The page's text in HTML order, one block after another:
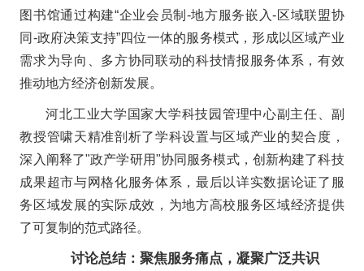
图书馆通过构建“企业会员制-地方服务嵌入-区域联盟协
同-政府决策支持”四位一体的服务模式，形成以区域产业
需求为导向、多方协同联动的科技情报服务体系，有效
推动地方经济创新发展。
河北工业大学国家大学科技园管理中心副主任、副
教授管啸天精准剖析了学科设置与区域产业的契合度，
深入阐释了"政产学研用"协同服务模式，创新构建了科技
成果超市与网格化服务体系，最后以详实数据论证了服
务区域发展的实际成效，为地方高校服务区域经济提供
了可复制的范式路径。
讨论总结：聚焦服务痛点，凝聚广泛共识